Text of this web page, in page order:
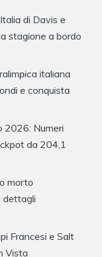
di Davis e
stagione a bordo
italiana
e conquista
2026: Numeri
da 204,1
morto
dettagli
Francesi e Salt
Vista